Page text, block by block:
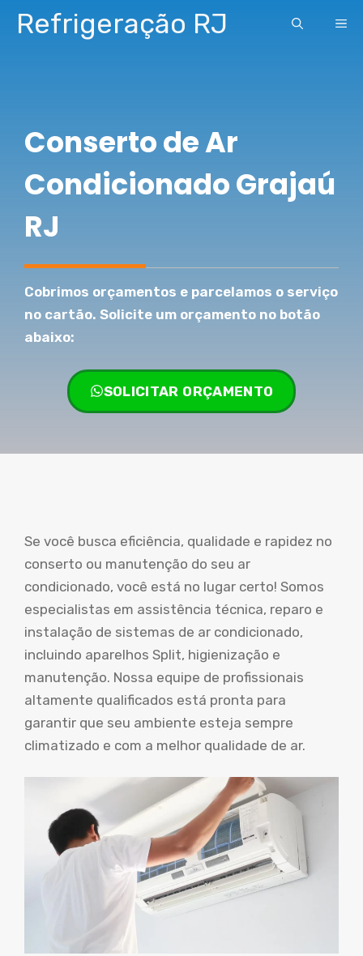
Pular
paraRefrigeração RJ
Conserto de Ar
Condicionado Grajaú
RJ
Cobrimos orçamentos e parcelamos o serviço
no cartão. Solicite um orçamento no botão
abaixo:
SOLICITAR ORÇAMENTO
Se você busca eficiência, qualidade e rapidez no
conserto ou manutenção do seu ar
condicionado, você está no lugar certo! Somos
especialistas em assistência técnica, reparo e
instalação de sistemas de ar condicionado,
incluindo aparelhos Split, higienização e
manutenção. Nossa equipe de profissionais
altamente qualificados está pronta para
garantir que seu ambiente esteja sempre
climatizado e com a melhor qualidade de ar.